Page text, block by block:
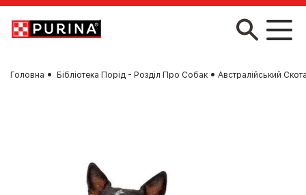
Skip to main content
Головна Бібліотека Порід - Розділ Про Собак Австралійський